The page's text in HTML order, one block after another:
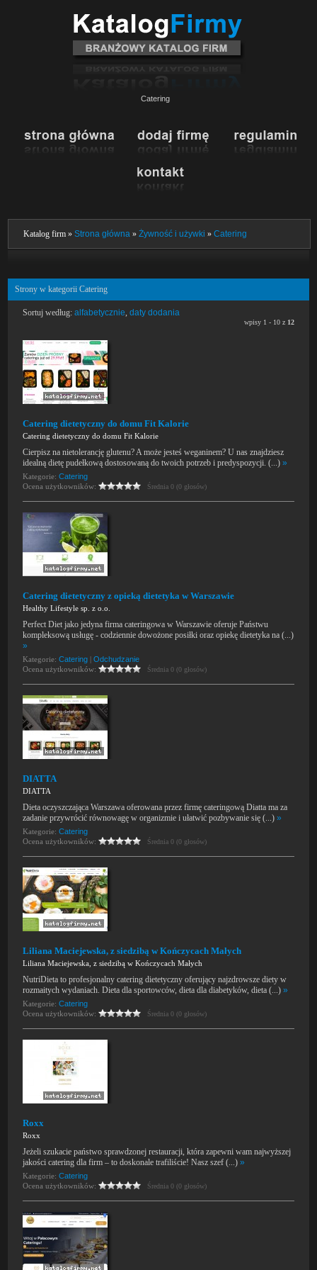
Catering
Katalog firm »Strona główna »Żywność i używki »Catering
Strony w kategorii Catering
Sortuj według:alfabetycznie,daty dodania
wpisy 1 - 10 z 12
Catering dietetyczny do domu Fit Kalorie
Catering dietetyczny do domu Fit Kalorie
Cierpisz na nietolerancję glutenu? A może jesteś weganinem? U nas znajdziesz
idealną dietę pudełkową dostosowaną do twoich potrzeb i predyspozycji. (...)»
Kategorie:Catering
Ocena użytkowników:
Średnia 0 (0 głosów)
Catering dietetyczny z opieką dietetyka w Warszawie
Healthy Lifestyle sp. z o.o.
Perfect Diet jako jedyna firma cateringowa w Warszawie oferuje Państwu
kompleksową usługę - codziennie dowożone posiłki oraz opiekę dietetyka na (...)
»
Kategorie:Catering |Odchudzanie
Ocena użytkowników:
Średnia 0 (0 głosów)
DIATTA
DIATTA
Dieta oczyszczająca Warszawa oferowana przez firmę cateringową Diatta ma za
zadanie przywrócić równowagę w organizmie i ułatwić pozbywanie się (...)»
Kategorie:Catering
Ocena użytkowników:
Średnia 0 (0 głosów)
Liliana Maciejewska, z siedzibą w Kończycach Małych
Liliana Maciejewska, z siedzibą w Kończycach Małych
NutriDieta to profesjonalny catering dietetyczny oferujący najzdrowsze diety w
rozmaitych wydaniach. Dieta dla sportowców, dieta dla diabetyków, dieta (...)»
Kategorie:Catering
Ocena użytkowników:
Średnia 0 (0 głosów)
Roxx
Roxx
Jeżeli szukacie państwo sprawdzonej restauracji, która zapewni wam najwyższej
jakości catering dla firm – to doskonale trafiliście! Nasz szef (...)»
Kategorie:Catering
Ocena użytkowników:
Średnia 0 (0 głosów)